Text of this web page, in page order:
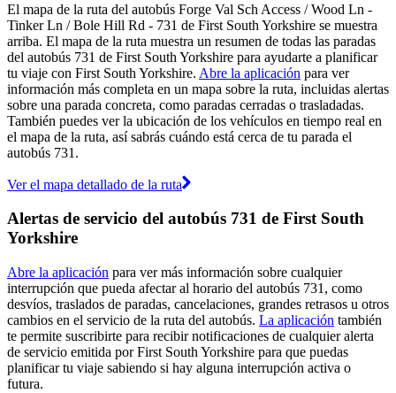
El mapa de la ruta del autobús Forge Val Sch Access / Wood Ln -
Tinker Ln / Bole Hill Rd - 731 de First South Yorkshire se muestra
arriba. El mapa de la ruta muestra un resumen de todas las paradas
del autobús 731 de First South Yorkshire para ayudarte a planificar
tu viaje con First South Yorkshire. Abre la aplicación para ver
información más completa en un mapa sobre la ruta, incluidas alertas
sobre una parada concreta, como paradas cerradas o trasladadas.
También puedes ver la ubicación de los vehículos en tiempo real en
el mapa de la ruta, así sabrás cuándo está cerca de tu parada el
autobús 731.
Ver el mapa detallado de la ruta
Alertas de servicio del autobús 731 de First South
Yorkshire
Abre la aplicación para ver más información sobre cualquier
interrupción que pueda afectar al horario del autobús 731, como
desvíos, traslados de paradas, cancelaciones, grandes retrasos u otros
cambios en el servicio de la ruta del autobús. La aplicación también
te permite suscribirte para recibir notificaciones de cualquier alerta
de servicio emitida por First South Yorkshire para que puedas
planificar tu viaje sabiendo si hay alguna interrupción activa o
futura.